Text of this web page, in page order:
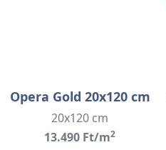
Opera Gold 20x120 cm
20x120 cm
13.490 Ft/m2